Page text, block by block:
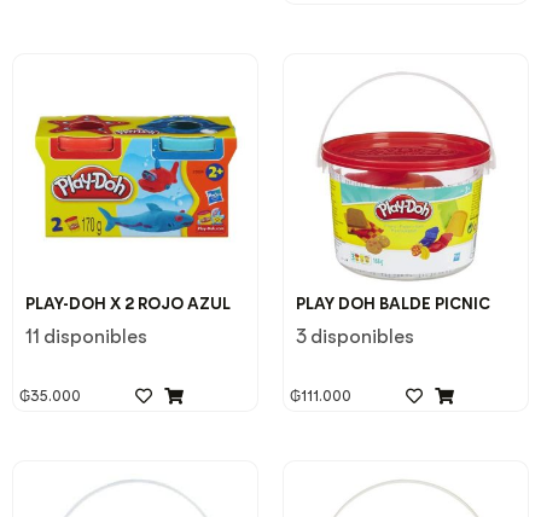
PLAY-DOH X 2 ROJO AZUL
11 disponibles
₲35.000
PLAY DOH BALDE PICNIC
3 disponibles
₲111.000